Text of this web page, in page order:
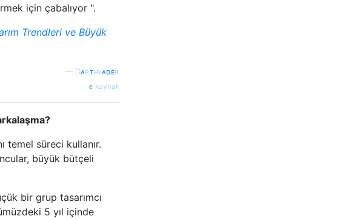
için çabalıyor ".
Trendleri ve Büyük
— DᴀʀᴛʜVᴀᴅᴇʀ
kaynak
temel süreci kullanır.
büyük bütçeli
bir grup tasarımcı
5 yıl içinde